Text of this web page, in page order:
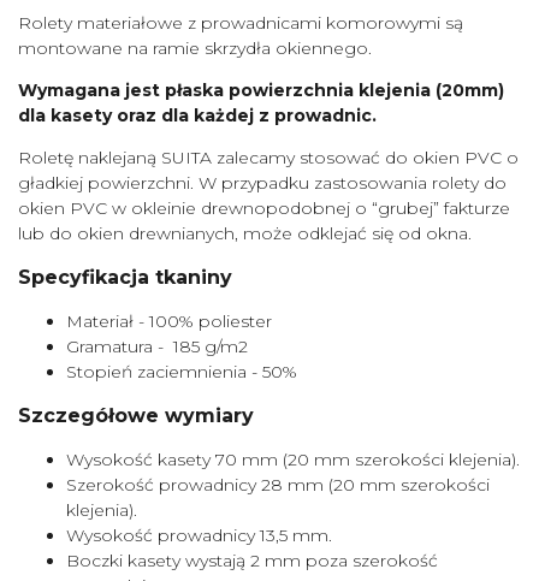
Rolety materiałowe z prowadnicami komorowymi są
montowane na ramie skrzydła okiennego.
Wymagana jest płaska powierzchnia klejenia (20mm)
dla kasety oraz dla każdej z prowadnic.
Roletę naklejaną SUITA zalecamy stosować do okien PVC o
gładkiej powierzchni. W przypadku zastosowania rolety do
okien PVC w okleinie drewnopodobnej o “grubej” fakturze
lub do okien drewnianych, może odklejać się od okna.
Specyfikacja tkaniny
Materiał - 100% poliester
Gramatura - 185 g/m2
Stopień zaciemnienia - 50%
Szczegółowe wymiary
Wysokość kasety 70 mm (20 mm szerokości klejenia).
Szerokość prowadnicy 28 mm (20 mm szerokości
klejenia).
Wysokość prowadnicy 13,5 mm.
Boczki kasety wystają 2 mm poza szerokość